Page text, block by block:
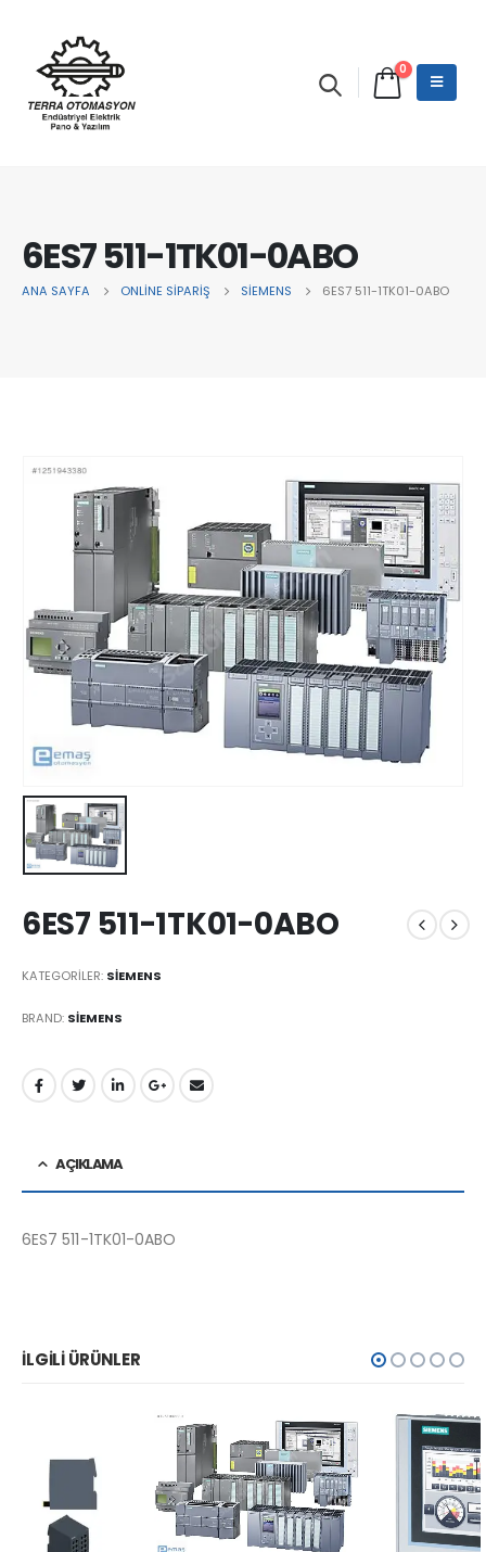
0
6ES7 511-1TK01-0ABO
ANA SAYFA ONLINE SIPARIŞ SİEMENS 6ES7 511-1TK01-0ABO
6ES7 511-1TK01-0ABO
KATEGORILER: SİEMENS
BRAND: SIEMENS
AÇIKLAMA
6ES7 511-1TK01-0ABO
İLGILI ÜRÜNLER